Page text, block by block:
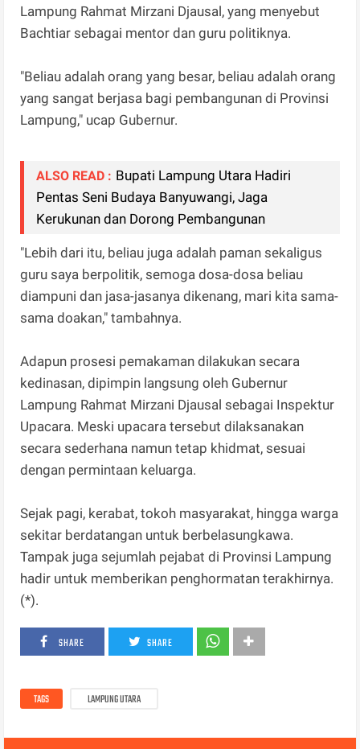
Lampung Rahmat Mirzani Djausal, yang menyebut
Bachtiar sebagai mentor dan guru politiknya.
"Beliau adalah orang yang besar, beliau adalah orang
yang sangat berjasa bagi pembangunan di Provinsi
Lampung," ucap Gubernur.
ALSO READ : Bupati Lampung Utara Hadiri
Pentas Seni Budaya Banyuwangi, Jaga
Kerukunan dan Dorong Pembangunan
"Lebih dari itu, beliau juga adalah paman sekaligus
guru saya berpolitik, semoga dosa-dosa beliau
diampuni dan jasa-jasanya dikenang, mari kita sama-
sama doakan," tambahnya.
Adapun prosesi pemakaman dilakukan secara
kedinasan, dipimpin langsung oleh Gubernur
Lampung Rahmat Mirzani Djausal sebagai Inspektur
Upacara. Meski upacara tersebut dilaksanakan
secara sederhana namun tetap khidmat, sesuai
dengan permintaan keluarga.
Sejak pagi, kerabat, tokoh masyarakat, hingga warga
sekitar berdatangan untuk berbelasungkawa.
Tampak juga sejumlah pejabat di Provinsi Lampung
hadir untuk memberikan penghormatan terakhirnya.
(*).
SHARE SHARE
TAGS LAMPUNG UTARA